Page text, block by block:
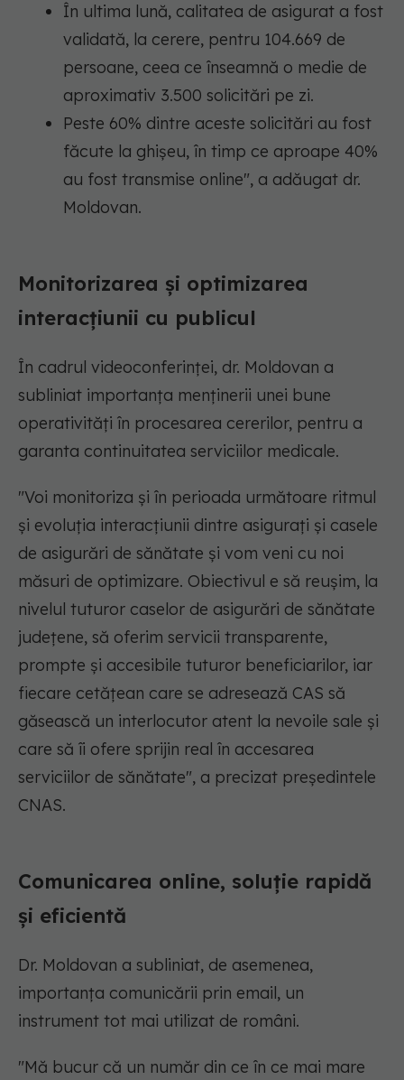
În ultima lună, calitatea de asigurat a fost
validată, la cerere, pentru 104.669 de
persoane, ceea ce înseamnă o medie de
aproximativ 3.500 solicitări pe zi.
Peste 60% dintre aceste solicitări au fost
făcute la ghișeu, în timp ce aproape 40%
au fost transmise online", a adăugat dr.
Moldovan.
Monitorizarea și optimizarea
interacțiunii cu publicul
În cadrul videoconferinței, dr. Moldovan a
subliniat importanța menținerii unei bune
operativități în procesarea cererilor, pentru a
garanta continuitatea serviciilor medicale.
"Voi monitoriza și în perioada următoare ritmul
și evoluția interacțiunii dintre asigurați și casele
de asigurări de sănătate și vom veni cu noi
măsuri de optimizare. Obiectivul e să reușim, la
nivelul tuturor caselor de asigurări de sănătate
județene, să oferim servicii transparente,
prompte și accesibile tuturor beneficiarilor, iar
fiecare cetățean care se adresează CAS să
găsească un interlocutor atent la nevoile sale și
care să îi ofere sprijin real în accesarea
serviciilor de sănătate", a precizat președintele
CNAS.
Comunicarea online, soluție rapidă
și eficientă
Dr. Moldovan a subliniat, de asemenea,
importanța comunicării prin email, un
instrument tot mai utilizat de români.
"Mă bucur că un număr din ce în ce mai mare